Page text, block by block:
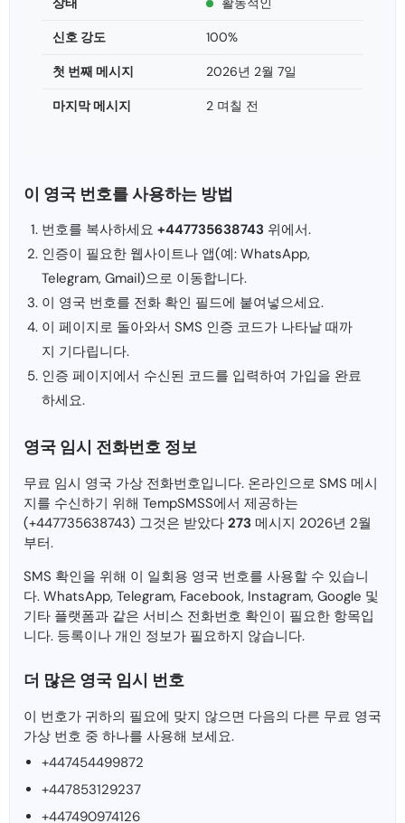
신호 강도 100%
첫 번째 메시지 2026년 2월 7일
마지막 메시지 2 며칠 전
이 영국 번호를 사용하는 방법
번호를 복사하세요 +447735638743 위에서.
인증이 필요한 웹사이트나 앱(예: WhatsApp,
Telegram, Gmail)으로 이동합니다.
이 영국 번호를 전화 확인 필드에 붙여넣으세요.
이 페이지로 돌아와서 SMS 인증 코드가 나타날 때까
지 기다립니다.
인증 페이지에서 수신된 코드를 입력하여 가입을 완료
하세요.
영국 임시 전화번호 정보
무료 임시 영국 가상 전화번호입니다. 온라인으로 SMS 메시
지를 수신하기 위해 TempSMSS에서 제공하는
(+447735638743) 그것은 받았다 273 메시지 2026년 2월
부터.
SMS 확인을 위해 이 일회용 영국 번호를 사용할 수 있습니
다. WhatsApp, Telegram, Facebook, Instagram, Google 및
기타 플랫폼과 같은 서비스 전화번호 확인이 필요한 항목입
니다. 등록이나 개인 정보가 필요하지 않습니다.
더 많은 영국 임시 번호
이 번호가 귀하의 필요에 맞지 않으면 다음의 다른 무료 영국
가상 번호 중 하나를 사용해 보세요.
+447454499872
+447853129237
+447490974126